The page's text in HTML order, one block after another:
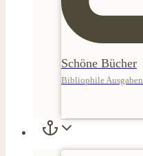
Schöne Bücher
Bibliophile Ausgaben